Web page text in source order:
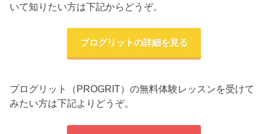
いて知りたい方は下記からどうぞ。
プログリットの詳細を見る
プログリット（PROGRIT）の無料体験レッスンを受けて
みたい方は下記よりどうぞ。